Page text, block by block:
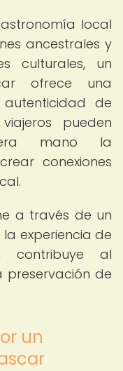
local
ancestrales y
culturales, un
ofrece una
de
pueden
mano la
conexiones
a través de un
experiencia de
contribuye al
preservación de
un